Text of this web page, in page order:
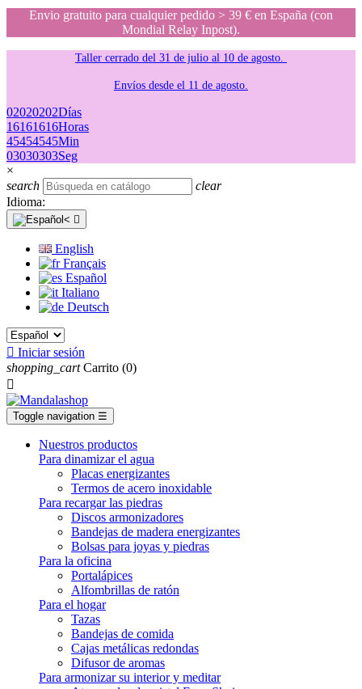
Envio gratuito para cualquier pedido > 39 € en España (con
Mondial Relay Inpost).
Taller cerrado del 31 de julio al 10 de agosto.
Envíos desde el 11 de agosto.
02020202Días
16161616Horas
45454545Min
03030303Seg
×
search
clear
Idioma:

English
Français
Español
Italiano
Deutsch
 Iniciar sesión
shopping_cart Carrito (0)

Toggle navigation ☰
Nuestros productos
Para dinamizar el agua
Placas energizantes
Termos de acero inoxidable
Para recargar las piedras
Discos armonizadores
Bandejas de madera energizantes
Bolsas para joyas y piedras
Para la oficina
Portalápices
Alfombrillas de ratón
Para el hogar
Tazas
Bandejas de comida
Cajas metálicas redondas
Difusor de aromas
Para armonizar su interior y meditar